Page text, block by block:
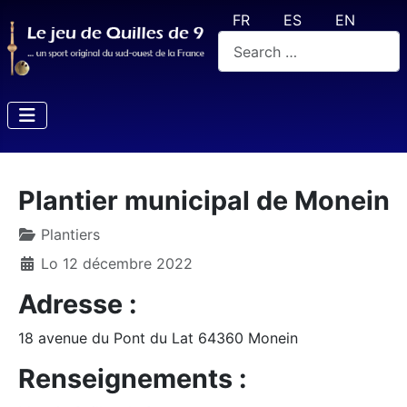
Select your language
FR ES
EN
Plantier municipal de Monein
Plantiers
Lo 12 décembre 2022
Adresse :
18 avenue du Pont du Lat 64360 Monein
Renseignements :